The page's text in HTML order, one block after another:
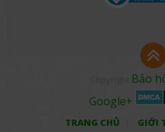
Bảo
Google+
TRANG CHỦ GIỚI